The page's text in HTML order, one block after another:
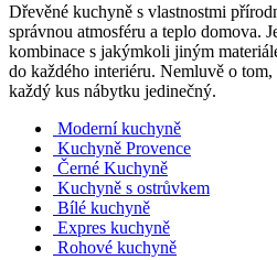
Dřevěné kuchyně s vlastnostmi
správnou atmosféru a teplo domova.
kombinace s jakýmkoli jiným
do každého interiéru. Nemluvě o
každý kus nábytku jedinečný.
Moderní kuchyně
Kuchyně Provence
Černé Kuchyně
Kuchyně s ostrůvkem
Bílé kuchyně
Expres kuchyně
Rohové kuchyně